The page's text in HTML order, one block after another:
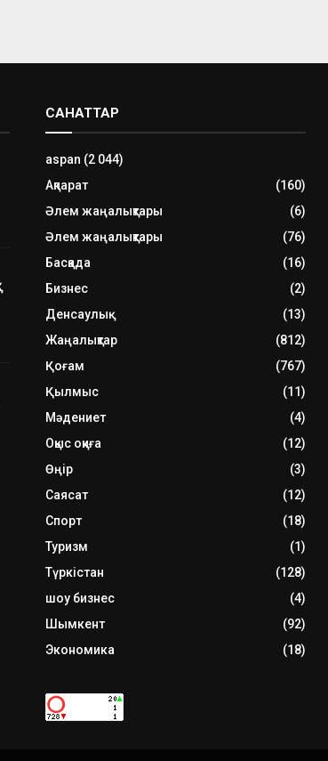
САНАТТАР
aspan (2 044)
Ақпарат
(160)
Әлем жаңалықтары
(6)
Әлем жаңалықтары
(76)
Басқада
(16)
Бизнес
(2)
Денсаулық
(13)
Жаңалықтар
(812)
Қоғам
(767)
Қылмыс
(11)
Мәдениет
(4)
Оқыс оқиға
(12)
Өңір
(3)
Саясат
(12)
Спорт
(18)
Туризм
(1)
Түркістан
(128)
шоу бизнес
(4)
Шымкент
(92)
Экономика
(18)